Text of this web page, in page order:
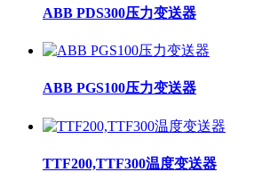
ABB PDS300压力变送器
ABB PGS100压力变送器
TTF200,TTF300温度变送器